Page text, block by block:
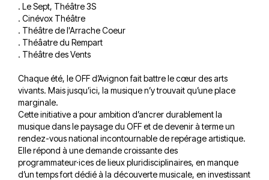
. Le Sept, Théâtre 3S
. Cinévox Théâtre
. Théâtre de l'Arrache Coeur
. Théâatre du Rempart
. Théâtre des Vents
Chaque été, le OFF d’Avignon fait battre le cœur des arts
vivants. Mais jusqu’ici, la musique n’y trouvait qu’une place
marginale.
Cette initiative a pour ambition d’ancrer durablement la
musique dans le paysage du OFF et de devenir à terme un
rendez-vous national incontournable de repérage artistique.
Elle répond à une demande croissante des
programmateur·ices de lieux pluridisciplinaires, en manque
d’un temps fort dédié à la découverte musicale, en investissant